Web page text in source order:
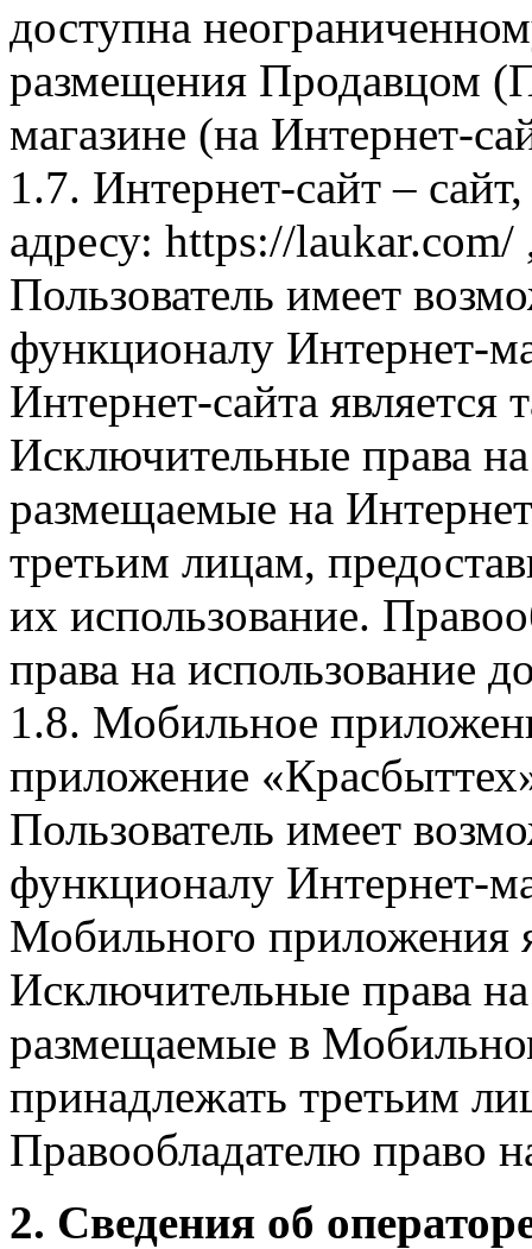
доступна
размещения Продавцом
магазине (на Интернет-
1.7. Интернет-сайт –
адресу: https://laukar.com/
Пользователь имеет
функционалу Интернет-
Интернет-сайта
Исключительные права
размещаемые на
третьим лицам,
их использование.
права на использование
1.8. Мобильное
приложение
Пользователь имеет
функционалу Интернет-
Мобильного приложения
Исключительные права
размещаемые в
принадлежать третьим
Правообладателю право
2. Сведения об